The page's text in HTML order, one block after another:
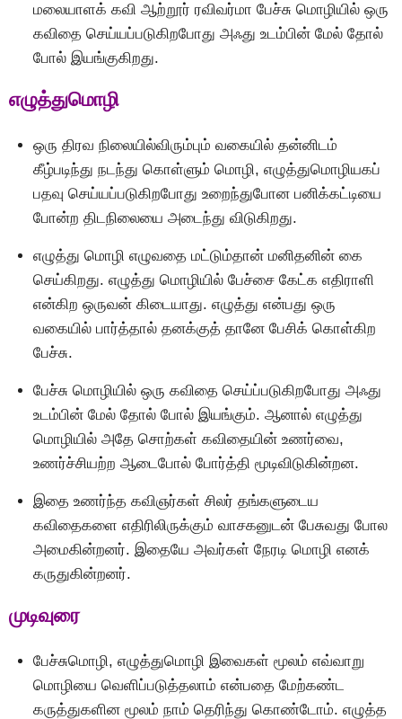
மலையாளக் கவி ஆற்றூர் ரவிவர்மா பேச்சு மொழியில் ஒரு
கவிதை செய்யப்படுகிறபோது அஃது உடம்பின் மேல் தோல்
போல் இயங்குகிறது.
எழுத்துமொழி
ஒரு திரவ நிலையில்விரும்பும் வகையில் தன்னிடம்
கீழ்படிந்து நடந்து கொள்ளும் மொழி, எழுத்துமொழியகப்
பதவு செய்யப்படுகிறபோது உறைந்துபோன பனிக்கட்டியை
போன்ற திடநிலையை அடைந்து விடுகிறது.
எழுத்து மொழி எழுவதை மட்டும்தான் மனிதனின் கை
செய்கிறது. எழுத்து மொழியில் பேச்சை கேட்க எதிராளி
என்கிற ஒருவன் கிடையாது. எழுத்து என்பது ஒரு
வகையில் பார்த்தால் தனக்குத் தானே பேசிக் கொள்கிற
பேச்சு.
பேச்சு மொழியில் ஒரு கவிதை செய்ப்படுகிறபோது அஃது
உடம்பின் மேல் தோல் போல் இயங்கும். ஆனால் எழுத்து
மொழியில் அதே சொற்கள் கவிதையின் உணர்வை,
உணர்ச்சியற்ற ஆடைபோல் போர்த்தி மூடிவிடுகின்றன.
இதை உணர்ந்த கவிஞர்கள் சிலர் தங்களுடைய
கவிதைகளை எதிரிலிருக்கும் வாசகனுடன் பேசுவது போல
அமைகின்றனர். இதையே அவர்கள் நேரடி மொழி எனக்
கருதுகின்றனர்.
முடிவுரை
பேச்சுமொழி, எழுத்துமொழி இவைகள் மூலம் எவ்வாறு
மொழியை வெளிப்படுத்தலாம் என்பதை மேற்கண்ட
கருத்துகளின மூலம் நாம் தெரிந்து கொண்டோம். எழுத்த